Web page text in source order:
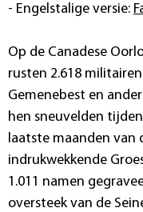
- Engelstalige versie:
Op de Canadese
rusten 2.618
Gemenebest en
hen sneuvelden
laatste maanden van
indrukwekkende
1.011 namen
oversteek van de